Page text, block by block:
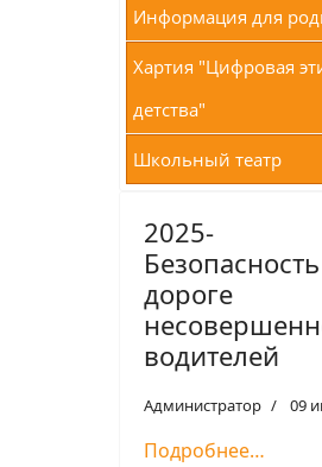
Информация для
Хартия "Цифровая
детства"
Школьный театр
2025-
дороге
водителей
Администратор 09
Подробнее…